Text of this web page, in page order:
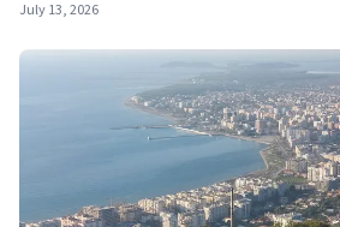
July 13, 2026